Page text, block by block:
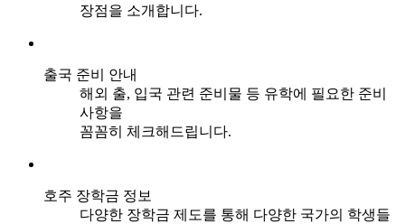
장점을 소개합니다.
출국 준비 안내
해외 출, 입국 관련 준비물 등 유학에 필요한 준비
사항을
꼼꼼히 체크해드립니다.
호주 장학금 정보
다양한 장학금 제도를 통해 다양한 국가의 학생들